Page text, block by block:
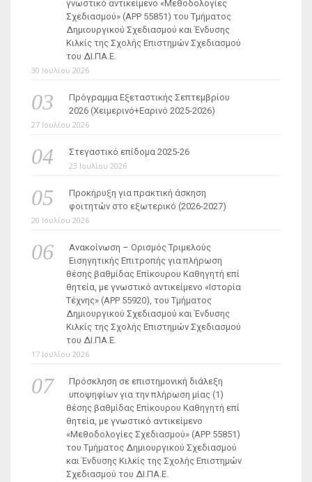
γνωστικό αντικείμενο «Μεθοδολογίες
Σχεδιασμού» (ΑΡΡ 55851) του Τμήματος
Δημιουργικού Σχεδιασμού και Ένδυσης
Κιλκίς της Σχολής Επιστημών Σχεδιασμού
του ΔΙ.ΠΑ.Ε.
30 Ιουλίου 2026
Πρόγραμμα Εξεταστικής Σεπτεμβρίου
2026 (Χειμερινό+Εαρινό 2025-2026)
27 Ιουλίου 2026
Στεγαστικό επίδομα 2025-26
23 Ιουλίου 2026
Προκήρυξη για πρακτική άσκηση
φοιτητών στο εξωτερικό (2026-2027)
20 Ιουλίου 2026
Ανακοίνωση – Ορισμός Τριμελούς
Εισηγητικής Επιτροπής για πλήρωση
θέσης βαθμίδας Επίκουρου Καθηγητή επί
θητεία, με γνωστικό αντικείμενο «Ιστορία
Τέχνης» (ΑΡΡ 55920), του Τμήματος
Δημιουργικού Σχεδιασμού και Ένδυσης
Κιλκίς της Σχολής Επιστημών Σχεδιασμού
του ΔΙ.ΠΑ.Ε.
17 Ιουλίου 2026
Πρόσκληση σε επιστημονική διάλεξη
υποψηφίων για την πλήρωση μίας (1)
θέσης βαθμίδας Επίκουρου Καθηγητή επί
θητεία, με γνωστικό αντικείμενο
«Μεθοδολογίες Σχεδιασμού» (ΑΡΡ 55851)
του Τμήματος Δημιουργικού Σχεδιασμού
και Ένδυσης Κιλκίς της Σχολής Επιστημών
Σχεδιασμού του ΔΙ.ΠΑ.Ε.